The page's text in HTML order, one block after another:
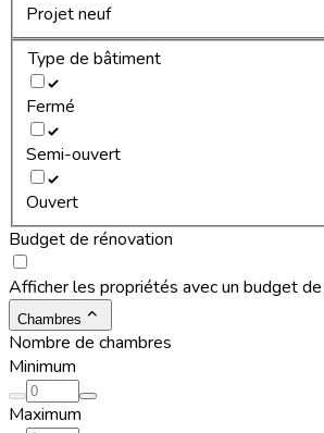
Projet neuf
Type de bâtiment
Fermé
Semi-ouvert
Ouvert
Budget de rénovation
Afficher les propriétés avec un budget
Chambres
Nombre de chambres
Minimum
Maximum